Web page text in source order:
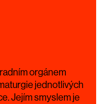
orgánem
jednotlivých
Jejím smyslem je